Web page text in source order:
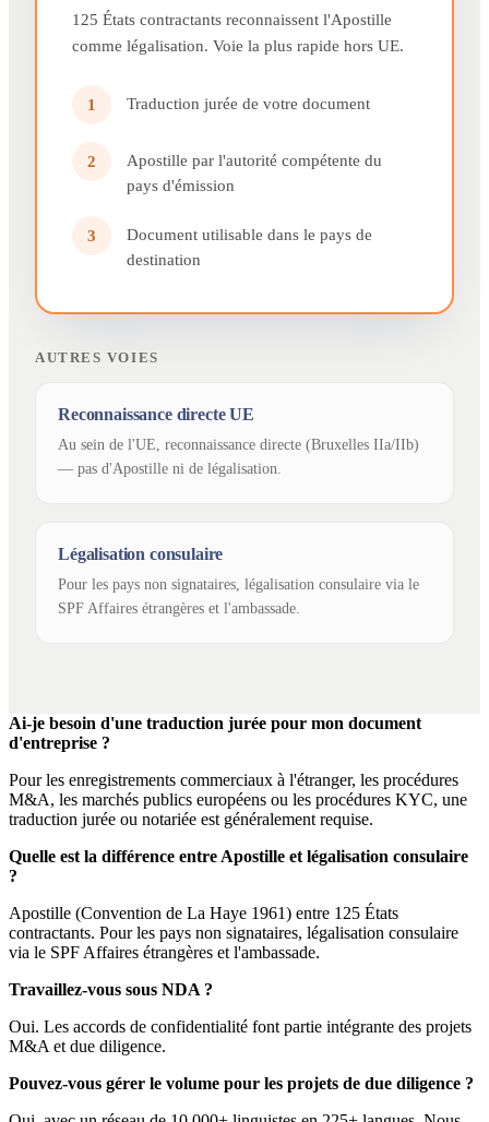
125 États contractants reconnaissent l'Apostille
comme légalisation. Voie la plus rapide hors UE.
1 Traduction jurée de votre document
2
Apostille par l'autorité compétente du
pays d'émission
3
Document utilisable dans le pays de
destination
AUTRES VOIES
Reconnaissance directe UE
Au sein de l'UE, reconnaissance directe (Bruxelles IIa/IIb)
— pas d'Apostille ni de légalisation.
Légalisation consulaire
Pour les pays non signataires, légalisation consulaire via le
SPF Affaires étrangères et l'ambassade.
Ai-je besoin d'une traduction jurée pour mon document
d'entreprise ?
Pour les enregistrements commerciaux à l'étranger, les procédures
M&A, les marchés publics européens ou les procédures KYC, une
traduction jurée ou notariée est généralement requise.
Quelle est la différence entre Apostille et légalisation consulaire
?
Apostille (Convention de La Haye 1961) entre 125 États
contractants. Pour les pays non signataires, légalisation consulaire
via le SPF Affaires étrangères et l'ambassade.
Travaillez-vous sous NDA ?
Oui. Les accords de confidentialité font partie intégrante des projets
M&A et due diligence.
Pouvez-vous gérer le volume pour les projets de due diligence ?